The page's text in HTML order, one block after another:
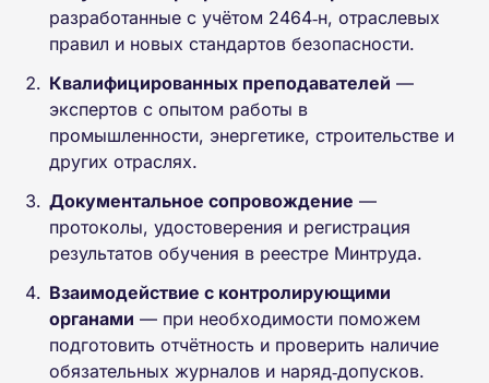
разработанные с учётом 2464‑н, отраслевых
правил и новых стандартов безопасности.
Квалифицированных преподавателей —
экспертов с опытом работы в
промышленности, энергетике, строительстве и
других отраслях.
Документальное сопровождение —
протоколы, удостоверения и регистрация
результатов обучения в реестре Минтруда.
Взаимодействие с контролирующими
органами — при необходимости поможем
подготовить отчётность и проверить наличие
обязательных журналов и наряд‑допусков.